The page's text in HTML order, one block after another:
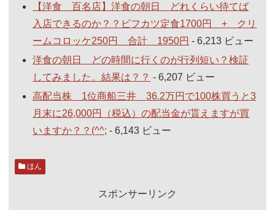
【洋食 百名店】洋食の朝日 どれくらい待てば
入店できるのか？？ビフカツ定食1700円 + クリ
ームコロッケ250円 合計 1950円 - 6,213 ビュー
洋食の朝日 どの時間に行くのが行列短い？検証
してみました。結果は？？ - 6,207 ビュー
高配当株 1位商船三井 36.2万円で100株買うと3
月末に26,000円（税込）の配当金が貰えますが買
いますか？？(^^; - 6,143 ビュー
ほん
スポンサーリンク